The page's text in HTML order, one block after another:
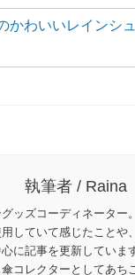
かわいいレインシ
執筆者 / Raina
ッズコーディネーター。
していて感じたことや
に記事を更新していま
コレクターとしてあち